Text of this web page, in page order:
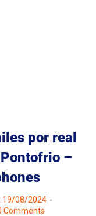
por real
–
19/08/2024
Comments